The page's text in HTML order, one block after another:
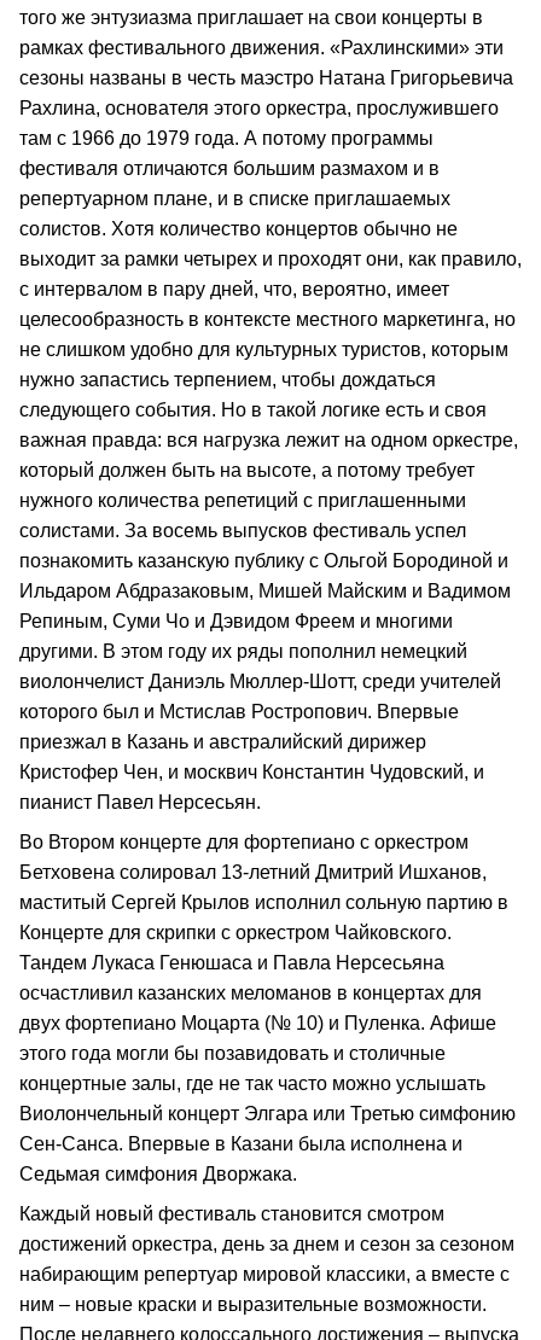
того же энтузиазма приглашает на свои концерты в
рамках фестивального движения. «Рахлинскими» эти
сезоны названы в честь маэстро Натана Григорьевича
Рахлина, основателя этого оркестра, прослужившего
там с 1966 до 1979 года. А потому программы
фестиваля отличаются большим размахом и в
репертуарном плане, и в списке приглашаемых
солистов. Хотя количество концертов обычно не
выходит за рамки четырех и проходят они, как правило,
с интервалом в пару дней, что, вероятно, имеет
целесообразность в контексте местного маркетинга, но
не слишком удобно для культурных туристов, которым
нужно запастись терпением, чтобы дождаться
следующего события. Но в такой логике есть и своя
важная правда: вся нагрузка лежит на одном оркестре,
который должен быть на высоте, а потому требует
нужного количества репетиций с приглашенными
солистами. За восемь выпусков фестиваль успел
познакомить казанскую публику с Ольгой Бородиной и
Ильдаром Абдразаковым, Мишей Майским и Вадимом
Репиным, Суми Чо и Дэвидом Фреем и многими
другими. В этом году их ряды пополнил немецкий
виолончелист Даниэль Мюллер-Шотт, среди учителей
которого был и Мстислав Ростропович. Впервые
приезжал в Казань и австралийский дирижер
Кристофер Чен, и москвич Константин Чудовский, и
пианист Павел Нерсесьян.
Во Втором концерте для фортепиано с оркестром
Бетховена солировал 13-летний Дмитрий Ишханов,
маститый Сергей Крылов исполнил сольную партию в
Концерте для скрипки с оркестром Чайковского.
Тандем Лукаса Генюшаса и Павла Нерсесьяна
осчастливил казанских меломанов в концертах для
двух фортепиано Моцарта (№ 10) и Пуленка. Афише
этого года могли бы позавидовать и столичные
концертные залы, где не так часто можно услышать
Виолончельный концерт Элгара или Третью симфонию
Сен-Санса. Впервые в Казани была исполнена и
Седьмая симфония Дворжака.
Каждый новый фестиваль становится смотром
достижений оркестра, день за днем и сезон за сезоном
набирающим репертуар мировой классики, а вместе с
ним – новые краски и выразительные возможности.
После недавнего колоссального достижения – выпуска